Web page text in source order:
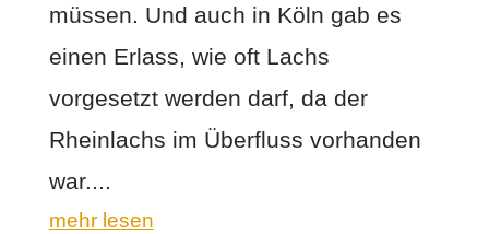
müssen. Und auch in Köln gab es
einen Erlass, wie oft Lachs
vorgesetzt werden darf, da der
Rheinlachs im Überfluss vorhanden
war....
mehr lesen